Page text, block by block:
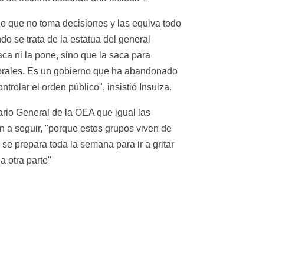
que no toma decisiones y las equiva todo
se trata de la estatua del general
ni la pone, sino que la saca para
Es un gobierno que ha abandonado
el orden público", insistió Insulza.
General de la OEA que igual las
a seguir, "porque estos grupos viven de
prepara toda la semana para ir a gritar
otra parte"